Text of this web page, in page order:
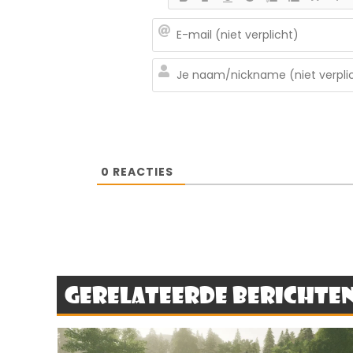
0 REACTIES
Gerelateerde